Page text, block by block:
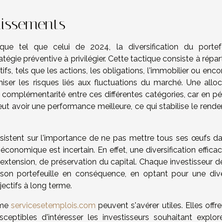
tel que celui de 2024, la diversification du
préventive à privilégier. Cette tactique consiste à
tels que les actions, les obligations, l'immobilier ou
les risques liés aux fluctuations du marché. Une
entre ces différentes catégories, car en
avoir une performance meilleure, ce qui stabilise le
sur l'importance de ne pas mettre tous ses œufs
est incertain. En effet, une diversification
de préservation du capital. Chaque investisseur
portefeuille en conséquence, en optant pour une
à long terme.
servicesetemplois.com peuvent s'avérer utiles. Elles
d'intéresser les investisseurs souhaitant